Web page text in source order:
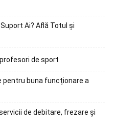
Ai? Află Totul și
de sport
pentru buna funcționare a
de debitare, frezare și